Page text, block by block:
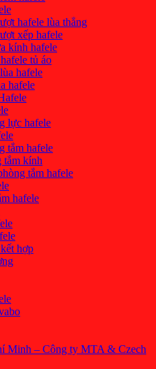
hafele lùa thẳng
xếp hafele
kính hafele
tủ áo
hafele
hafele
lực hafele
tắm hafele
tắm kính
tắm hafele
hafele
hợp
Minh – Công ty MTA & Czech